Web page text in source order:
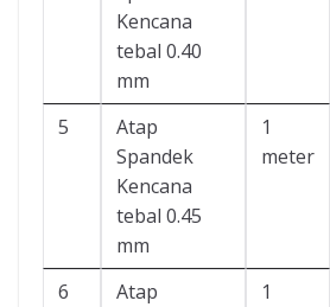
Kencana
tebal 0.40
mm
5
Atap
Spandek
Kencana
tebal 0.45
mm
1
meter
6
Atap
1